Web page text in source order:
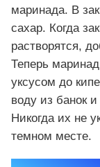
маринада. В
сахар. Когда
растворятся,
Теперь
уксусом до
воду из банок
Никогда их не
темном месте.